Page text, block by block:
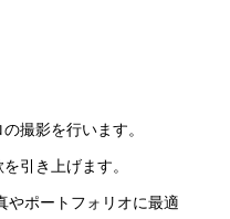
撮影を行います。
引き上げます。
やポートフォリオに最適